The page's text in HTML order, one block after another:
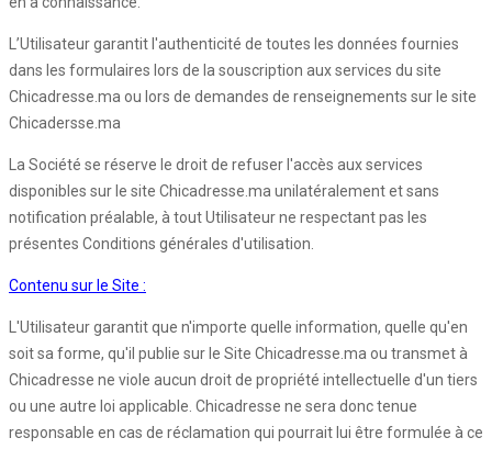
L’Utilisateur garantit l'authenticité de toutes les données fournies
dans les formulaires lors de la souscription aux services du site
Chicadresse.ma ou lors de demandes de renseignements sur le site
Chicadersse.ma
La Société se réserve le droit de refuser l'accès aux services
disponibles sur le site Chicadresse.ma unilatéralement et sans
notification préalable, à tout Utilisateur ne respectant pas les
présentes Conditions générales d'utilisation.
Contenu sur le Site :
L'Utilisateur garantit que n'importe quelle information, quelle qu'en
soit sa forme, qu'il publie sur le Site Chicadresse.ma ou transmet à
Chicadresse ne viole aucun droit de propriété intellectuelle d'un tiers
ou une autre loi applicable. Chicadresse ne sera donc tenue
responsable en cas de réclamation qui pourrait lui être formulée à ce